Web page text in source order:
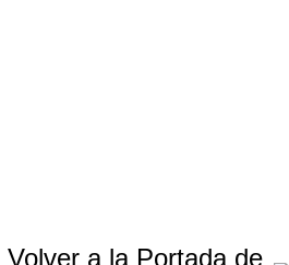
Volver a la Portada de